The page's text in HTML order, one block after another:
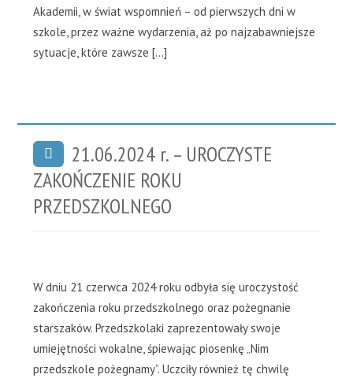
Akademii, w świat wspomnień – od pierwszych dni w
szkole, przez ważne wydarzenia, aż po najzabawniejsze
sytuacje, które zawsze […]
21.06.2024 r. – UROCZYSTE
ZAKOŃCZENIE ROKU
PRZEDSZKOLNEGO
W dniu 21 czerwca 2024 roku odbyła się uroczystość
zakończenia roku przedszkolnego oraz pożegnanie
starszaków. Przedszkolaki zaprezentowały swoje
umiejętności wokalne, śpiewając piosenkę „Nim
przedszkole pożegnamy”. Uczciły również tę chwilę